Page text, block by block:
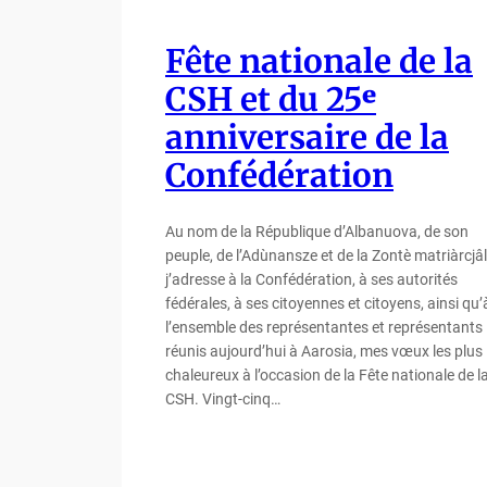
Fête nationale de la
CSH et du 25ᵉ
anniversaire de la
Confédération
Au nom de la République d’Albanuova, de son
peuple, de l’Adùnansze et de la Zontè
j’adresse à la Confédération, à ses autorités
fédérales, à ses citoyennes et citoyens, ainsi
l’ensemble des représentantes et représentants
réunis aujourd’hui à Aarosia, mes vœux les plus
chaleureux à l’occasion de la Fête nationale de la
CSH. Vingt-cinq…